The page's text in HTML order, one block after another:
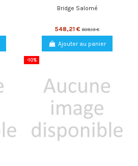
Bridge Salomé
548,21 € 609,13 €
Ajouter au panier
-10%